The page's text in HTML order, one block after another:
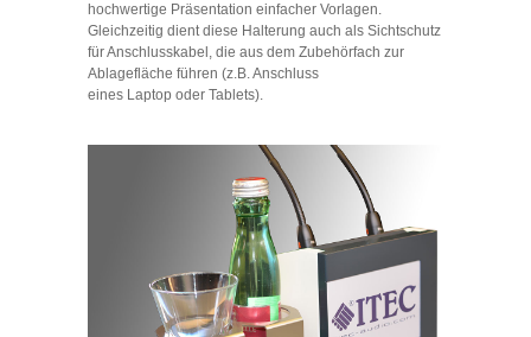
hochwertige Präsentation einfacher Vorlagen.
Gleichzeitig dient diese Halterung auch als Sichtschutz
für Anschlusskabel, die aus dem Zubehörfach zur
Ablagefläche führen (z.B. Anschluss
eines Laptop oder Tablets).